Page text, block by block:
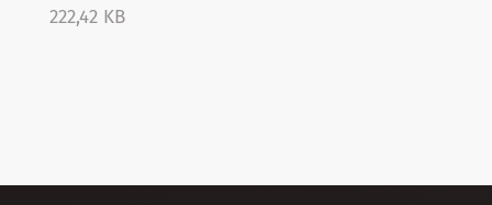
222,42 KB